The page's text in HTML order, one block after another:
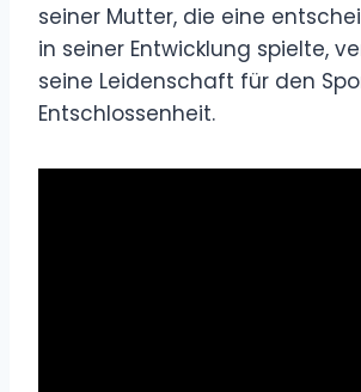
seiner Mutter, die eine
in seiner Entwicklung spielte,
seine Leidenschaft für den
Entschlossenheit.